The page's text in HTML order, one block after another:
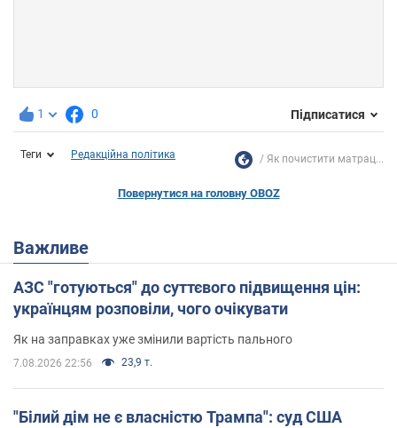
1 0 Підписатися
Теги Редакційна політика Як почистити матрац...
Повернутися на головну OBOZ
Важливе
АЗС "готуються" до суттєвого підвищення цін:
українцям розповіли, чого очікувати
Як на заправках уже змінили вартість пального
7.08.2026 22:56 23,9 т.
"Білий дім не є власністю Трампа": суд США